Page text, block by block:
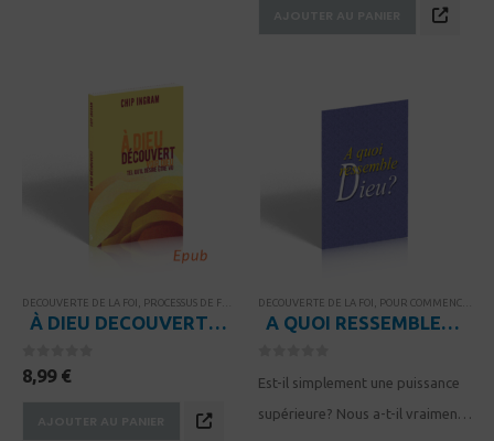
Nous avons créé dans notre
DECOUVERTE DE LA FOI, PROCESSUS DE FORMATION DE DISCIPLE , THÈMES BIBLIQUES
À DIEU DECOUVERT – EPUB
0 sur 5
8,99 €
DECOUVERTE DE LA FOI, POUR COMMENCER
A QUOI RESSEMBLE DIEU?
Est-il simplement une puissance
supérieure? Nous a-t-il vraiment